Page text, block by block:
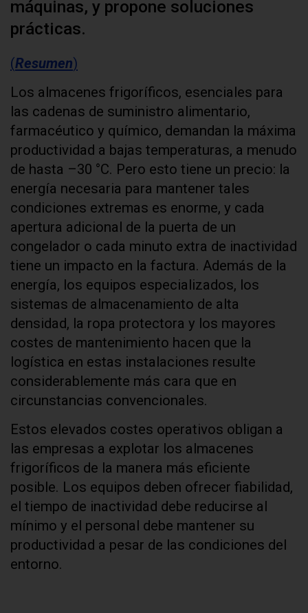
máquinas, y propone soluciones
prácticas.
(Resumen)
Los almacenes frigoríficos, esenciales para
las cadenas de suministro alimentario,
farmacéutico y químico, demandan la máxima
productividad a bajas temperaturas, a menudo
de hasta –30 °C. Pero esto tiene un precio: la
energía necesaria para mantener tales
condiciones extremas es enorme, y cada
apertura adicional de la puerta de un
congelador o cada minuto extra de inactividad
tiene un impacto en la factura. Además de la
energía, los equipos especializados, los
sistemas de almacenamiento de alta
densidad, la ropa protectora y los mayores
costes de mantenimiento hacen que la
logística en estas instalaciones resulte
considerablemente más cara que en
circunstancias convencionales.
Estos elevados costes operativos obligan a
las empresas a explotar los almacenes
frigoríficos de la manera más eficiente
posible. Los equipos deben ofrecer fiabilidad,
el tiempo de inactividad debe reducirse al
mínimo y el personal debe mantener su
productividad a pesar de las condiciones del
entorno.